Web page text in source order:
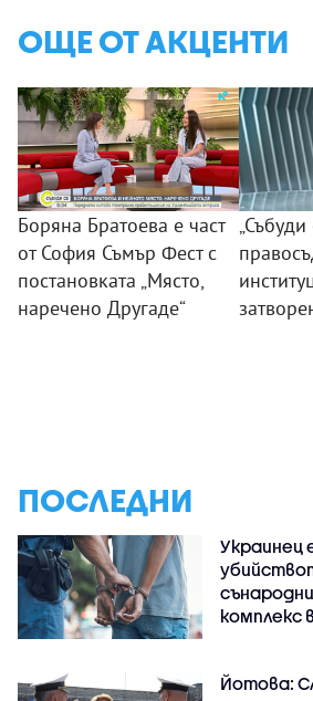
ОЩЕ ОТ АКЦЕНТИ
Боряна Братоева е част
от София Съмър Фест с
постановката „Място,
наречено Другаде“
„Събуди
ПОСЛЕДНИ
Украинец
комплекс
Йотова: